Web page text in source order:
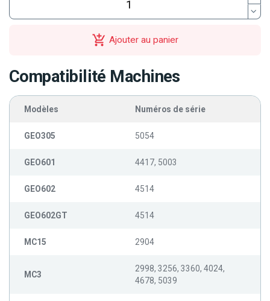
Ajouter au panier
Compatibilité Machines
Modèles Numéros de série
GEO305 5054
GEO601 4417, 5003
GEO602 4514
GEO602GT 4514
MC15 2904
MC3
2998, 3256, 3360, 4024,
4678, 5039